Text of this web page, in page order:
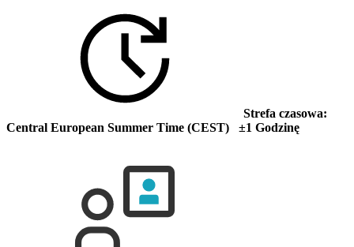
Strefa czasowa:
Central European Summer Time (CEST) ±1 Godzinę